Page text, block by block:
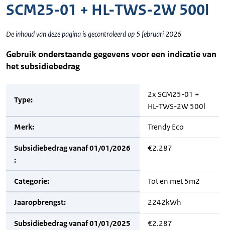
SCM25-01 + HL-TWS-2W 500l
De inhoud van deze pagina is gecontroleerd op 5 februari 2026
Gebruik onderstaande gegevens voor een indicatie van
het subsidiebedrag
Type:
2x SCM25-01 +
HL-TWS-2W 500l
Merk: Trendy Eco
Subsidiebedrag vanaf 01/01/2026
:
€2.287
Categorie: Tot en met 5m2
Jaaropbrengst: 2242kWh
Subsidiebedrag vanaf 01/01/2025
€2.287